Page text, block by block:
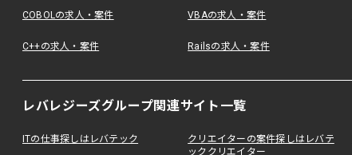
COBOLの求人・案件 VBAの求人・案件
C++の求人・案件 Railsの求人・案件
レバレジーズグループ関連サイト一覧
ITの仕事探しはレバテック
クリエイターの案件探しはレバテ
ッククリエイター